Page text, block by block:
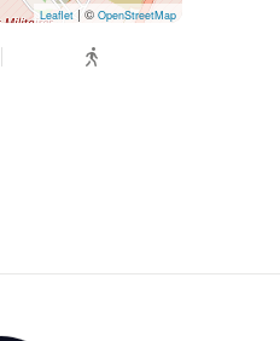
Leaflet | © OpenStreetMap